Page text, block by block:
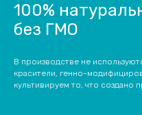
100%
без ГМО
В производстве не
красители, генно-
культивируем то, что создано